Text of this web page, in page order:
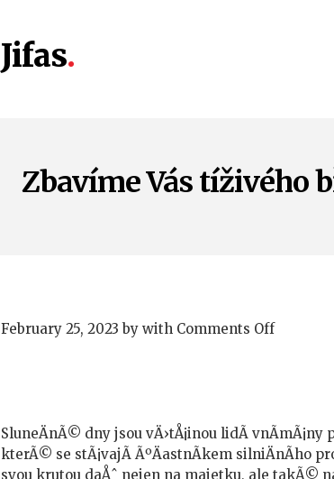
Jifas
Zbavíme Vás tíživého
February 25, 2023 by with Comments Offon
paprsků
SluneÄnÃ© dny jsou vÄ›tÅ¡inou lidÃ­ vnÃ­mÃ¡ny
kterÃ© se stÃ¡vajÃ­ ÃºÄastnÃ­kem silniÄnÃ­ho
svou krutou daÅˆ nejen na majetku, ale takÃ©